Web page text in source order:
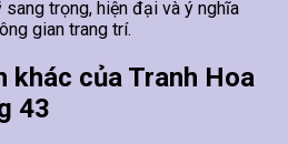
trọng, hiện đại và ý nghĩa
gian trang trí.
khác của Tranh Hoa
43